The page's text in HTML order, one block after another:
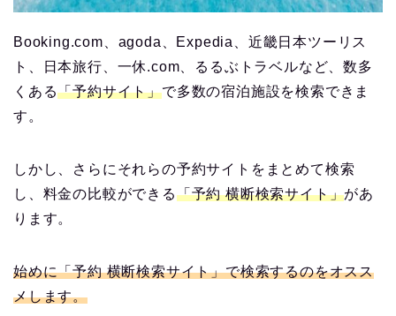
Booking.com、agoda、Expedia、近畿日本ツーリス
ト、日本旅行、一休.com、るるぶトラベルなど、数多
くある「予約サイト」で多数の宿泊施設を検索できま
す。
しかし、さらにそれらの予約サイトをまとめて検索
し、料金の比較ができる「予約 横断検索サイト」があ
ります。
始めに「予約 横断検索サイト」で検索するのをオスス
メします。